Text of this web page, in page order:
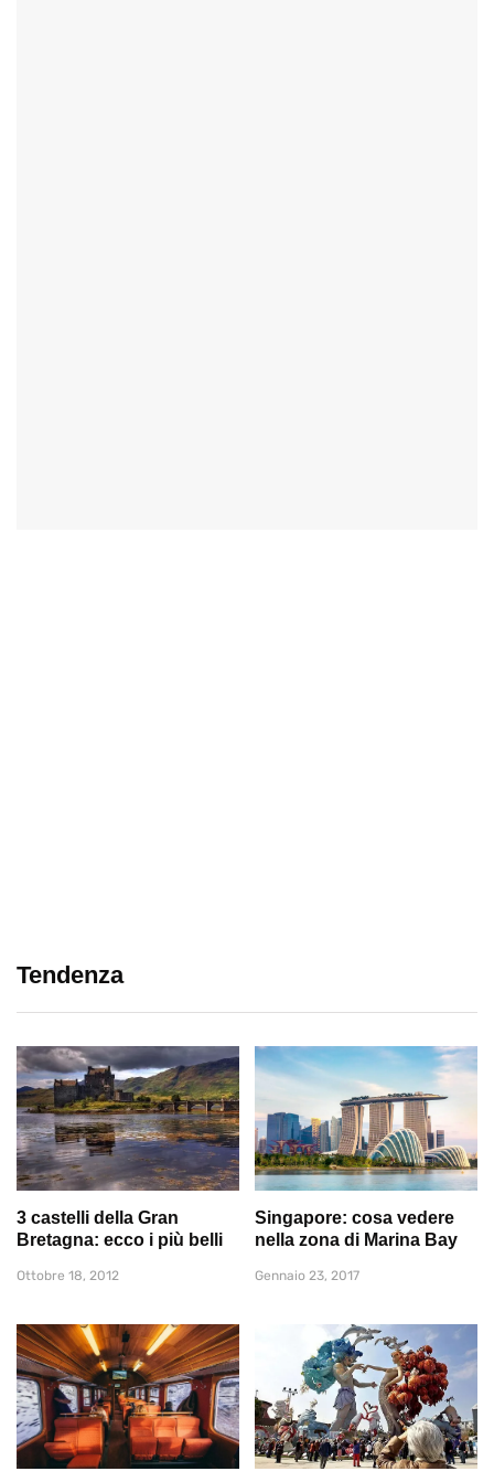
Tendenza
3 castelli della Gran
Bretagna: ecco i più belli
Ottobre 18, 2012
Singapore: cosa vedere
nella zona di Marina Bay
Gennaio 23, 2017